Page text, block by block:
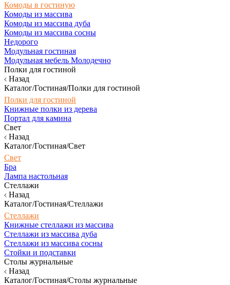
Комоды в гостиную
Комоды из массива
Комоды из массива дуба
Комоды из массива сосны
Недорого
Модульная гостиная
Модульная мебель Молодечно
Полки для гостиной
Назад
Каталог/Гостиная/Полки для гостиной
Полки для гостиной
Книжные полки из дерева
Портал для камина
Свет
Назад
Каталог/Гостиная/Свет
Свет
Бра
Лампа настольная
Стеллажи
Назад
Каталог/Гостиная/Стеллажи
Стеллажи
Книжные стеллажи из массива
Стеллажи из массива дуба
Стеллажи из массива сосны
Стойки и подставки
Столы журнальные
Назад
Каталог/Гостиная/Столы журнальные